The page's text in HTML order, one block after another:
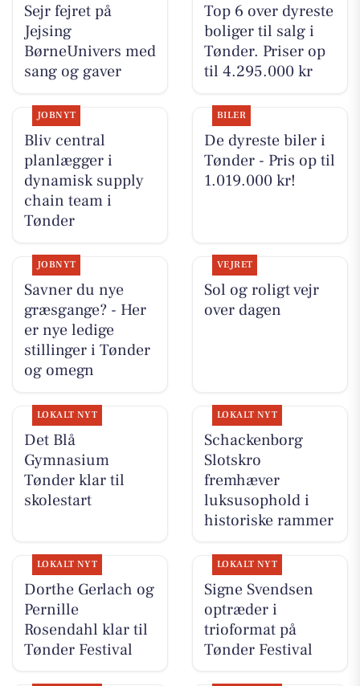
Sejr fejret på
Jejsing
BørneUnivers med
sang og gaver
Top 6 over dyreste
boliger til salg i
Tønder. Priser op
til 4.295.000 kr
JOBNYT
Bliv central
planlægger i
dynamisk supply
chain team i
Tønder
BILER
De dyreste biler i
Tønder - Pris op til
1.019.000 kr!
JOBNYT
Savner du nye
græsgange? - Her
er nye ledige
stillinger i Tønder
og omegn
VEJRET
Sol og roligt vejr
over dagen
LOKALT NYT
Det Blå
Gymnasium
Tønder klar til
skolestart
LOKALT NYT
Schackenborg
Slotskro
fremhæver
luksusophold i
historiske rammer
LOKALT NYT
Dorthe Gerlach og
Pernille
Rosendahl klar til
Tønder Festival
LOKALT NYT
Signe Svendsen
optræder i
trioformat på
Tønder Festival